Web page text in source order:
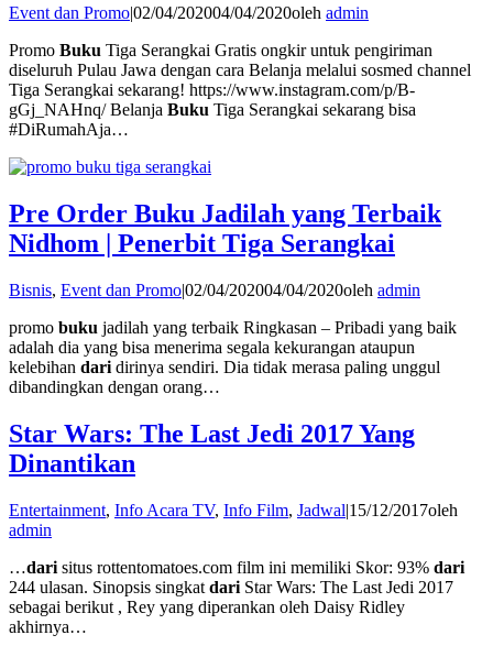
Event dan Promo|02/04/202004/04/2020oleh admin
Promo Buku Tiga Serangkai Gratis ongkir untuk pengiriman
diseluruh Pulau Jawa dengan cara Belanja melalui sosmed channel
Tiga Serangkai sekarang! https://www.instagram.com/p/B-
gGj_NAHnq/ Belanja Buku Tiga Serangkai sekarang bisa
#DiRumahAja…
Pre Order Buku Jadilah yang Terbaik
Nidhom | Penerbit Tiga Serangkai
Bisnis, Event dan Promo|02/04/202004/04/2020oleh admin
promo buku jadilah yang terbaik Ringkasan – Pribadi yang baik
adalah dia yang bisa menerima segala kekurangan ataupun
kelebihan dari dirinya sendiri. Dia tidak merasa paling unggul
dibandingkan dengan orang…
Star Wars: The Last Jedi 2017 Yang
Dinantikan
Entertainment, Info Acara TV, Info Film, Jadwal|15/12/2017oleh
admin
…dari situs rottentomatoes.com film ini memiliki Skor: 93% dari
‎244 ulasan. Sinopsis singkat dari Star Wars: The Last Jedi 2017
sebagai berikut , Rey yang diperankan oleh Daisy Ridley
akhirnya…